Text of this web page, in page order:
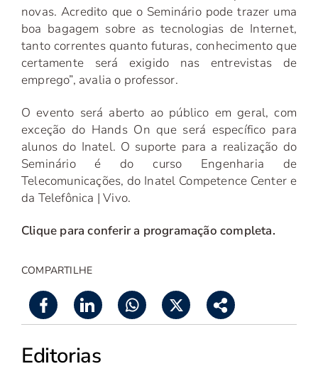
novas. Acredito que o Seminário pode trazer uma
boa bagagem sobre as tecnologias de Internet,
tanto correntes quanto futuras, conhecimento que
certamente será exigido nas entrevistas de
emprego”, avalia o professor.
O evento será aberto ao público em geral, com
exceção do Hands On que será específico para
alunos do Inatel. O suporte para a realização do
Seminário é do curso Engenharia de
Telecomunicações, do Inatel Competence Center e
da Telefônica | Vivo.
Clique para conferir a programação completa.
COMPARTILHE
Editorias